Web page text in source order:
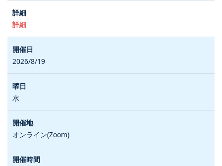
詳細
2026/8/19
水
オンライン(Zoom)